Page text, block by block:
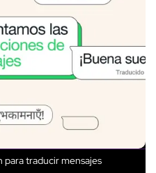
para traducir mensajes